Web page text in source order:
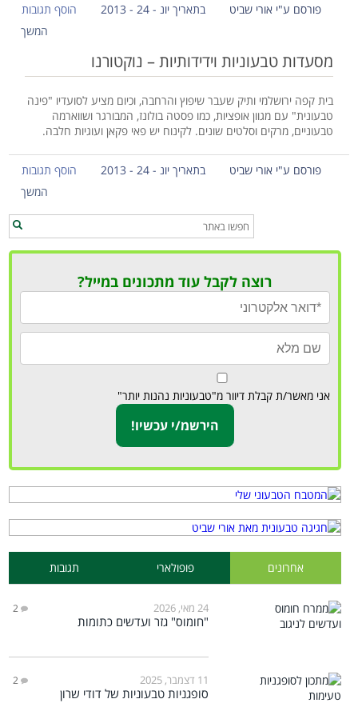
פורסם ע"י אורי שביט בתאריך יונ - 24 - 2013
הוסף תגובות
המשך
מסעדות טבעוניות וידידותיות – נוקטורנו
בית קפה ירושלמי ותיק שעבר שיפוץ והרחבה, וכיום מציע לסועדיו "פינה
טבעונית" עם מגוון אופציות, כמו פסטה בולונז, המבורגר ושווארמה
טבעוניים, מרקים וסלטים שונים. לקינוח יש פאי פקאן ועוגיות חלבה.
פורסם ע"י אורי שביט בתאריך יונ - 24 - 2013
הוסף תגובות
המשך
רוצה לקבל עוד מתכונים במייל?
אני מאשר/ת קבלת דיוור מ"טבעוניות נהנות יותר"
אחרונים פופולארי תגובות
24 מאי, 2026 2
"חומוס" גזר ועדשים כתומות
11 דצמבר, 2025 2
סופגניות טבעוניות של דודי שרון